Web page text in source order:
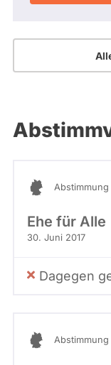
Abstimmung
Ehe für Alle
30. Juni 2017
Dagegen
Abstimmung